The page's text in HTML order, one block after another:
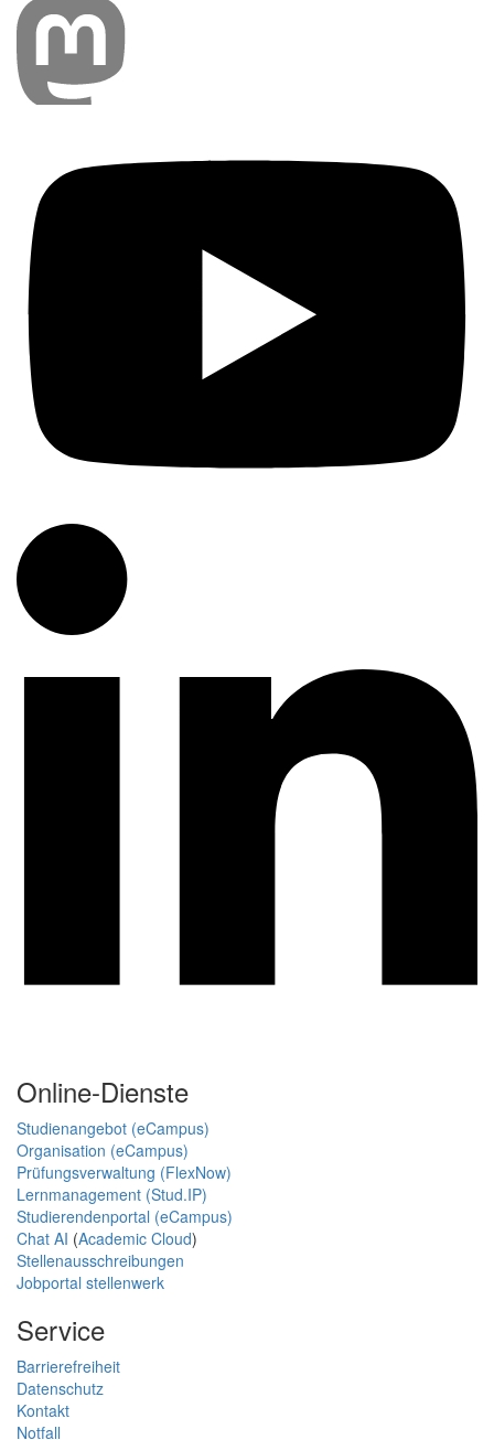
Online-Dienste
Studienangebot (eCampus)
Organisation (eCampus)
Prüfungsverwaltung (FlexNow)
Lernmanagement (Stud.IP)
Studierendenportal (eCampus)
Chat AI (Academic Cloud)
Stellenausschreibungen
Jobportal stellenwerk
Service
Barrierefreiheit
Datenschutz
Kontakt
Notfall